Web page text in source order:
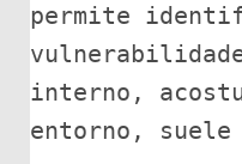
permite
interno,
entorno,